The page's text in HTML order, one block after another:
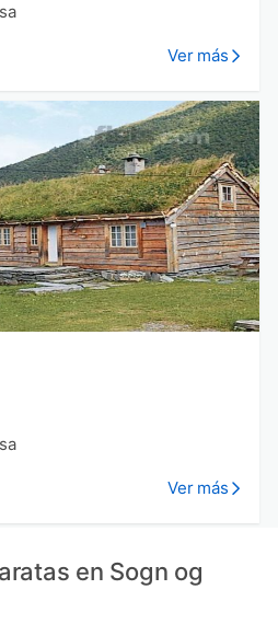
Ver más
Ver más
en Sogn og